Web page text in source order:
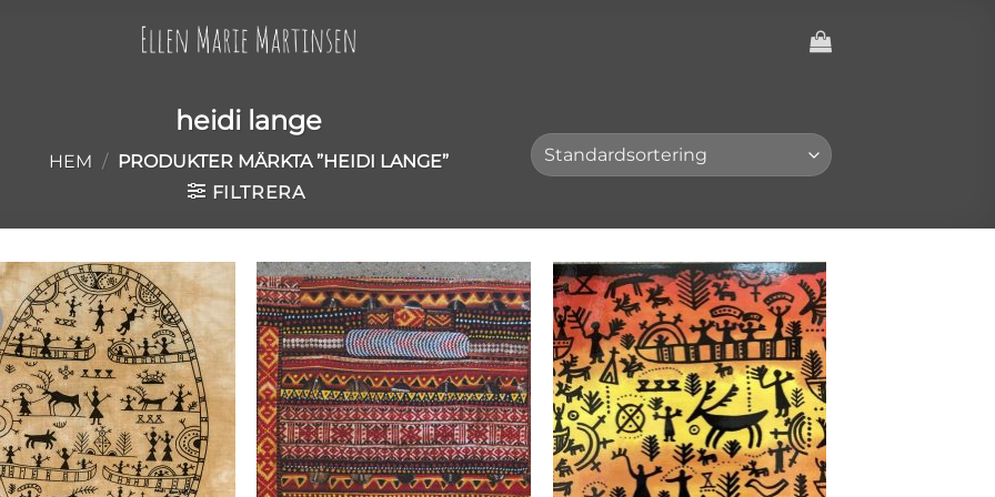
heidi lange
HEM / PRODUKTER MÄRKTA ”HEIDI LANGE”
FILTRERA